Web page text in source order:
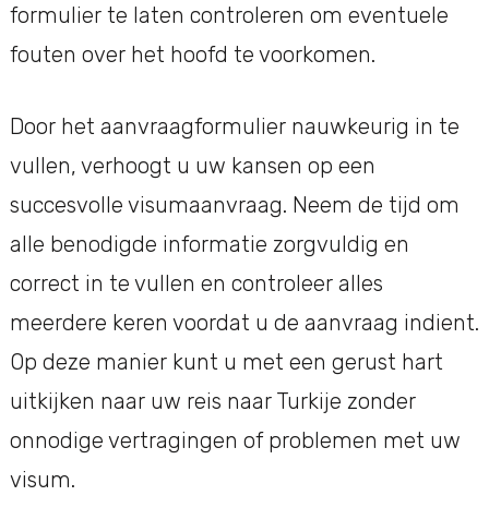
formulier te laten controleren om eventuele
fouten over het hoofd te voorkomen.
Door het aanvraagformulier nauwkeurig in te
vullen, verhoogt u uw kansen op een
succesvolle visumaanvraag. Neem de tijd om
alle benodigde informatie zorgvuldig en
correct in te vullen en controleer alles
meerdere keren voordat u de aanvraag indient.
Op deze manier kunt u met een gerust hart
uitkijken naar uw reis naar Turkije zonder
onnodige vertragingen of problemen met uw
visum.